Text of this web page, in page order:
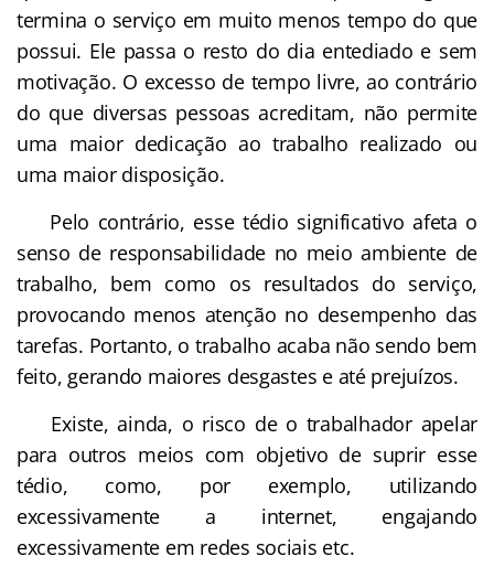
termina o serviço em muito menos tempo do que
possui. Ele passa o resto do dia entediado e sem
motivação. O excesso de tempo livre, ao contrário
do que diversas pessoas acreditam, não permite
uma maior dedicação ao trabalho realizado ou
uma maior disposição.
Pelo contrário, esse tédio significativo afeta o
senso de responsabilidade no meio ambiente de
trabalho, bem como os resultados do serviço,
provocando menos atenção no desempenho das
tarefas. Portanto, o trabalho acaba não sendo bem
feito, gerando maiores desgastes e até prejuízos.
Existe, ainda, o risco de o trabalhador apelar
para outros meios com objetivo de suprir esse
tédio, como, por exemplo, utilizando
excessivamente a internet, engajando
excessivamente em redes sociais etc.